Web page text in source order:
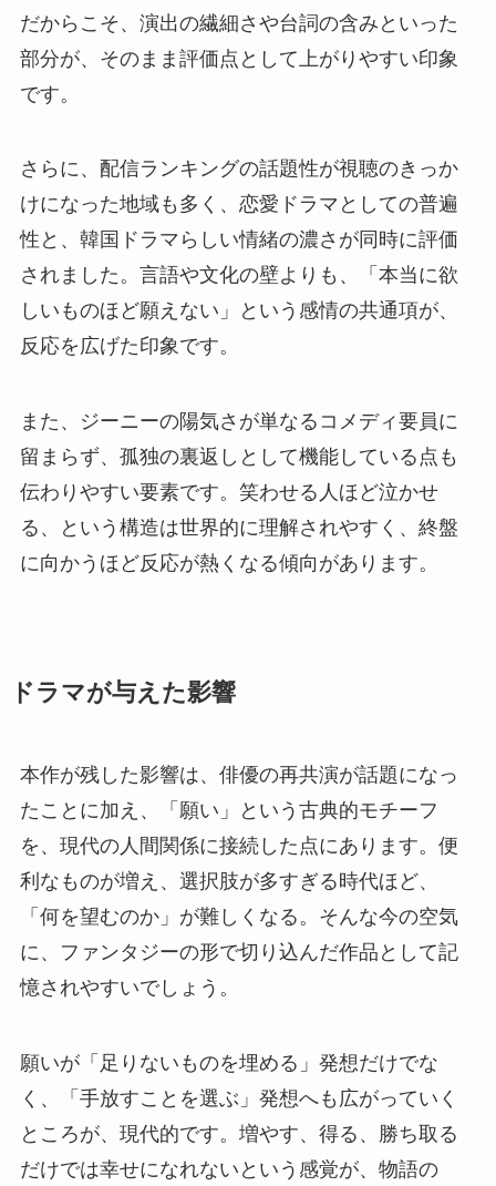
だからこそ、演出の繊細さや台詞の含みといった
部分が、そのまま評価点として上がりやすい印象
です。
さらに、配信ランキングの話題性が視聴のきっか
けになった地域も多く、恋愛ドラマとしての普遍
性と、韓国ドラマらしい情緒の濃さが同時に評価
されました。言語や文化の壁よりも、「本当に欲
しいものほど願えない」という感情の共通項が、
反応を広げた印象です。
また、ジーニーの陽気さが単なるコメディ要員に
留まらず、孤独の裏返しとして機能している点も
伝わりやすい要素です。笑わせる人ほど泣かせ
る、という構造は世界的に理解されやすく、終盤
に向かうほど反応が熱くなる傾向があります。
ドラマが与えた影響
本作が残した影響は、俳優の再共演が話題になっ
たことに加え、「願い」という古典的モチーフ
を、現代の人間関係に接続した点にあります。便
利なものが増え、選択肢が多すぎる時代ほど、
「何を望むのか」が難しくなる。そんな今の空気
に、ファンタジーの形で切り込んだ作品として記
憶されやすいでしょう。
願いが「足りないものを埋める」発想だけでな
く、「手放すことを選ぶ」発想へも広がっていく
ところが、現代的です。増やす、得る、勝ち取る
だけでは幸せになれないという感覚が、物語の